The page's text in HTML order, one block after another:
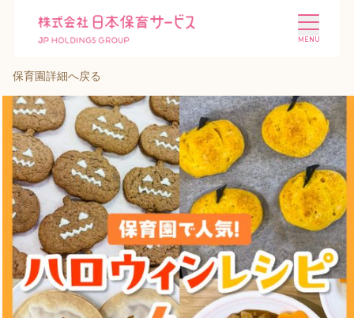
施設を探す 選ばれる理由
会社概要 ニュース
投資家情報 採用情報
保育園詳細へ戻る